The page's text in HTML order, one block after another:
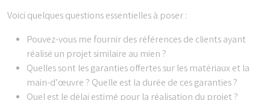
Voici quelques questions essentielles à poser :
Pouvez-vous me fournir des références de clients ayant
réalisé un projet similaire au mien ?
Quelles sont les garanties offertes sur les matériaux et la
main-d’œuvre ? Quelle est la durée de ces garanties ?